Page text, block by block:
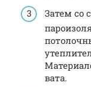
Затем со
вата.